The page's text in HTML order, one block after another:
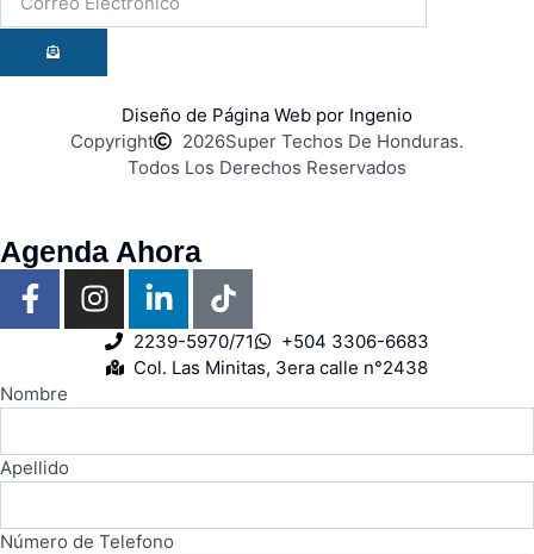
Diseño de Página Web por Ingenio
Copyright
2026Super Techos De Honduras.
Todos Los Derechos Reservados
Agenda Ahora
2239-5970/71
+504 3306-6683
Col. Las Minitas, 3era calle n°2438
Nombre
Apellido
Número de Telefono